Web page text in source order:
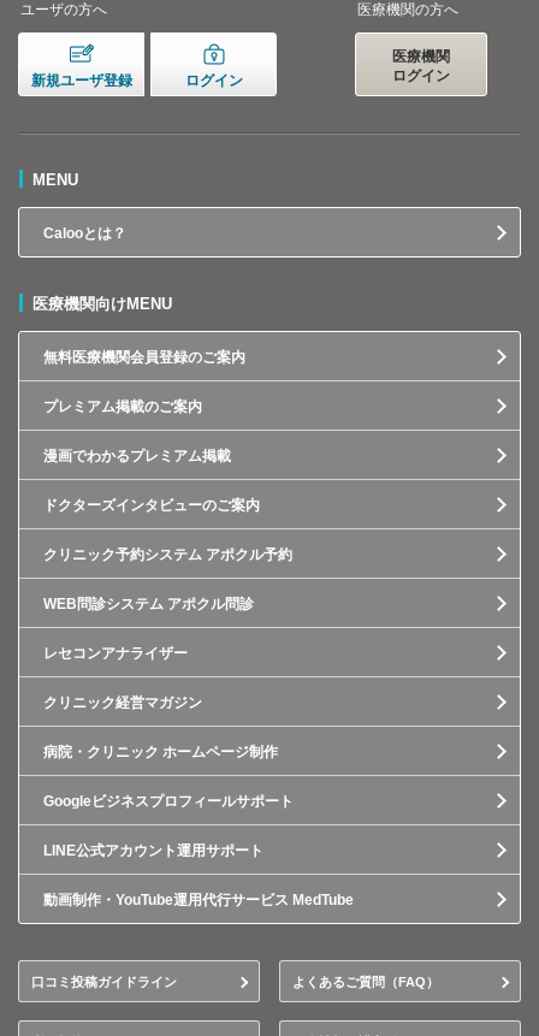
ユーザの方へ
新規ユーザ登録 ログイン
医療機関の方へ
医療機関
ログイン
MENU
Calooとは？
医療機関向けMENU
無料医療機関会員登録のご案内
プレミアム掲載のご案内
漫画でわかるプレミアム掲載
ドクターズインタビューのご案内
クリニック予約システム アポクル予約
WEB問診システム アポクル問診
レセコンアナライザー
クリニック経営マガジン
病院・クリニック ホームページ制作
Googleビジネスプロフィールサポート
LINE公式アカウント運用サポート
動画制作・YouTube運用代行サービス MedTube
口コミ投稿ガイドライン よくあるご質問（FAQ）